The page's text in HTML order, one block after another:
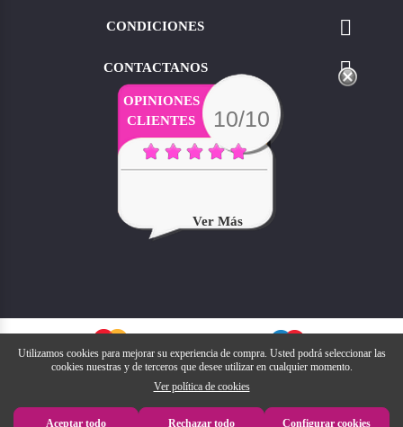
CONDICIONES 
CONTACTANOS 
OPINIONES
CLIENTES
10/10
Ver Más
Utilizamos cookies para mejorar su experiencia de compra. Usted podrá seleccionar las
cookies nuestras y de terceros que desee utilizar en cualquier momento.
Ver política de cookies
Aceptar todo Rechazar todo Configurar cookies